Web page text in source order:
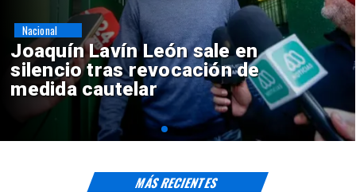
Chile y Venezuela formalizan
reinicio de relaciones
consulares
Nacional
MÁS RECIENTES